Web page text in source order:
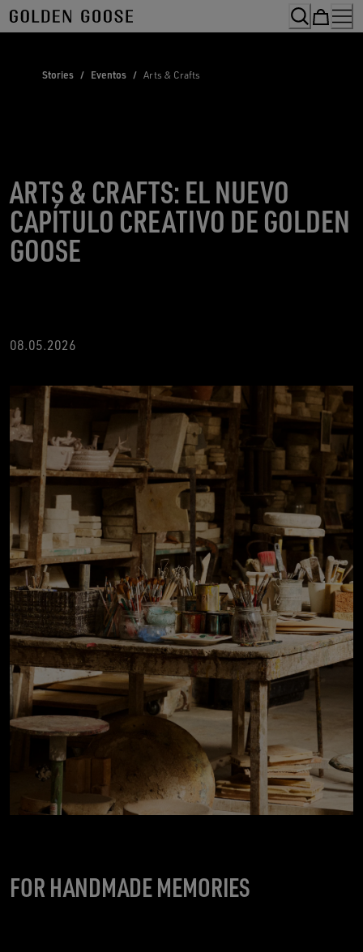
Skip
to
Stories / Eventos / Arts & Crafts
ARTS & CRAFTS: EL NUEVO
CAPÍTULO CREATIVO DE GOLDEN
GOOSE
08.05.2026
FOR HANDMADE MEMORIES